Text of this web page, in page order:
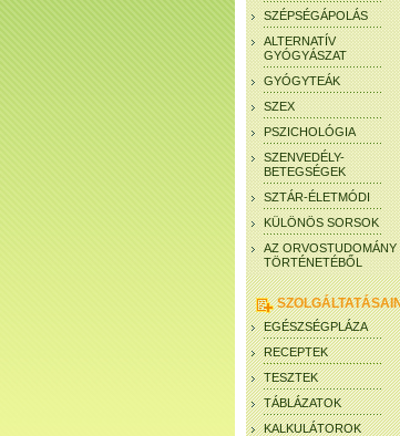
SZÉPSÉGÁPOLÁS
ALTERNATÍV
GYÓGYÁSZAT
GYÓGYTEÁK
SZEX
PSZICHOLÓGIA
SZENVEDÉLY-
BETEGSÉGEK
SZTÁR-ÉLETMÓDI
KÜLÖNÖS SORSOK
AZ ORVOSTUDOMÁNY
TÖRTÉNETÉBŐL
EGÉSZSÉGPLÁZA
RECEPTEK
TESZTEK
TÁBLÁZATOK
KALKULÁTOROK